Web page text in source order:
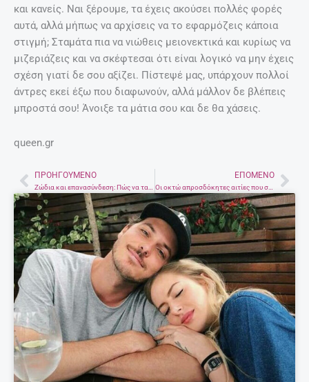
και κανείς. Ναι ξέρουμε, τα έχεις ακούσει πολλές φορές
αυτά, αλλά μήπως να αρχίσεις να το εφαρμόζεις κάποια
στιγμή; Σταμάτα πια να νιώθεις μειονεκτικά και κυρίως να
μιζεριάζεις και να σκέφτεσαι ότι είναι λογικό να μην έχεις
σχέση γιατί δε σου αξίζει. Πίστεψέ μας, υπάρχουν πολλοί
άντρες εκεί έξω που διαφωνούν, αλλά μάλλον δε βλέπεις
μπροστά σου! Άνοιξε τα μάτια σου και δε θα χάσεις.
queen.gr
Prev
ΠΡΟΗΓΟΎΜΕΝΟ ΕΠΌΜΕΝΟ
Οι οκτώ απροσδόκητες αιτίες που σε κάνουν να διψάς συνέχεια